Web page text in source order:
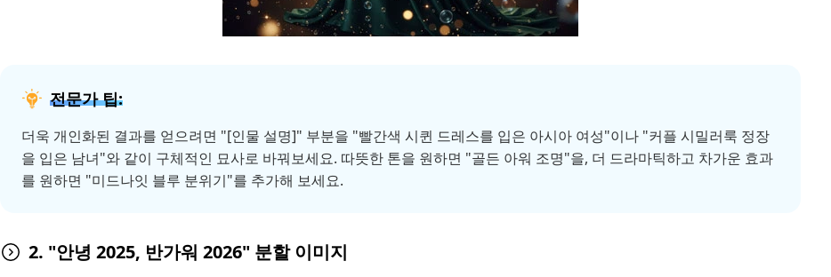
전문가 팁:
더욱 개인화된 결과를 얻으려면 "[인물 설명]" 부분을 "빨간색 시퀸 드레스를 입은 아시아 여성"이나 "커플 시밀러룩 정장
을 입은 남녀"와 같이 구체적인 묘사로 바꿔보세요. 따뜻한 톤을 원하면 "골든 아워 조명"을, 더 드라마틱하고 차가운 효과
를 원하면 "미드나잇 블루 분위기"를 추가해 보세요.
2. "안녕 2025, 반가워 2026" 분할 이미지